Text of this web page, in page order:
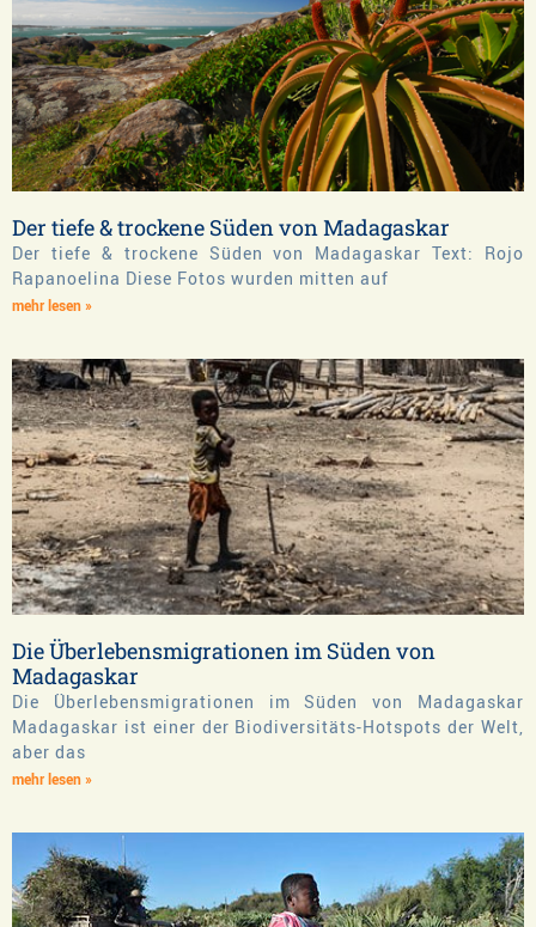
Der tiefe & trockene Süden von Madagaskar
Der tiefe & trockene Süden von Madagaskar Text: Rojo
Rapanoelina Diese Fotos wurden mitten auf
mehr lesen »
Die Überlebensmigrationen im Süden von
Madagaskar
Die Überlebensmigrationen im Süden von Madagaskar
Madagaskar ist einer der Biodiversitäts-Hotspots der Welt,
aber das
mehr lesen »